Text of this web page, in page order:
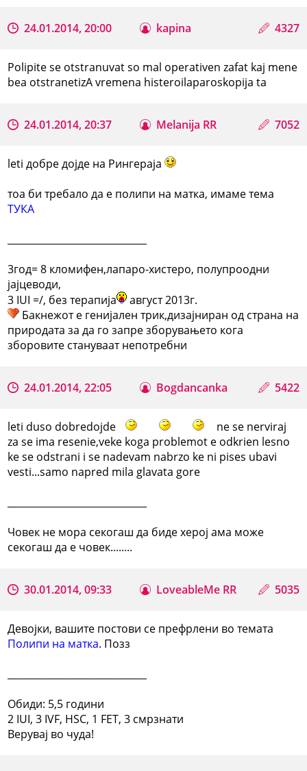
24.01.2014, 20:00 kapina 4327
Polipite se otstranuvat so mal operativen zafat kaj mene
bea otstranetizA vremena histeroilaparoskopija ta
24.01.2014, 20:37 Melanija RR 7052
leti добре дојде на Рингераја
тоа би требало да е полипи на матка, имаме тема
ТУКА
3год= 8 кломифен,лапаро-хистеро, полупроодни
јајцеводи,
3 IUI =/, без терапија
август 2013г.
Бакнежот е генијален трик,дизајниран од страна на
природата за да го запре зборувањето кога
зборовите стануваат непотребни
24.01.2014, 22:05 Bogdancanka 5422
leti duso dobredojde
ne se nerviraj
za se ima resenie,veke koga problemot e odkrien lesno
ke se odstrani i se nadevam nabrzo ke ni pises ubavi
vesti...samo napred mila glavata gore
Човек не мора секогаш да биде херој ама може
секогаш да е човек........
30.01.2014, 09:33 LoveableMe RR 5035
Девојки, вашите постови се префрлени во темата
Полипи на матка. Позз
Обиди: 5,5 години
2 IUI, 3 IVF, HSC, 1 FET, 3 смрзнати
Верувај во чуда!